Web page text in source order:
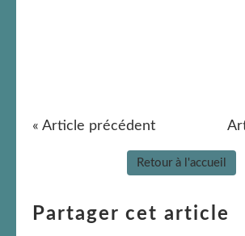
« Article précédent
Retour à l'accueil
Partager cet article